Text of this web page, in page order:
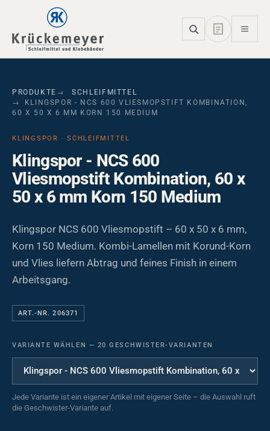
Skip to main navigation
Skip to main content
Skip to page footer
PRODUKTE
SCHLEIFMITTEL
KLINGSPOR - NCS 600 VLIESMOPSTIFT KOMBINATION,
60 X 50 X 6 MM KORN 150 MEDIUM
KLINGSPOR · SCHLEIFMITTEL
Klingspor - NCS 600
Vliesmopstift Kombination, 60 x
50 x 6 mm Korn 150 Medium
Klingspor NCS 600 Vliesmopstift – 60 x 50 x 6 mm,
Korn 150 Medium. Kombi-Lamellen mit Korund-Korn
und Vlies liefern Abtrag und feines Finish in einem
Arbeitsgang.
ART.-NR. 206371
VARIANTE WÄHLEN — 20 GESCHWISTER-VARIANTEN
Jede Variante ist ein eigener Artikel mit eigener Seite – die Auswahl ruft
die Geschwister-Variante auf.